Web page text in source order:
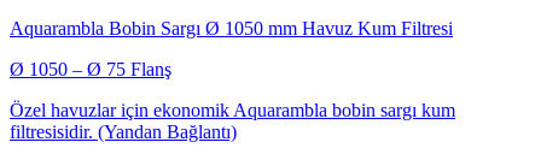
Aquarambla Bobin Sargı Ø 1050 mm Havuz Kum Filtresi
Ø 1050 – Ø 75 Flanş
Özel havuzlar için ekonomik Aquarambla bobin sargı kum
filtresisidir. (Yandan Bağlantı)